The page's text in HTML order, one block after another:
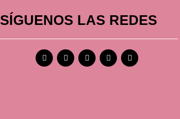
SÍGUENOS LAS REDES